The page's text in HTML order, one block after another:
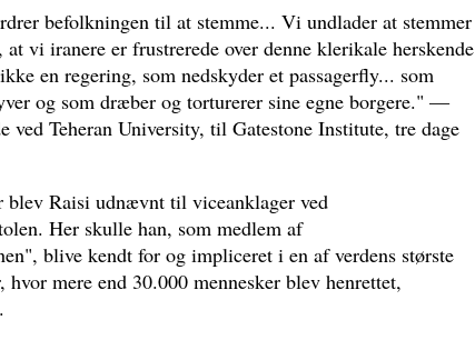
befolkningen til at stemme... Vi undlader at stemmer
at vi iranere er frustrerede over denne klerikale herskende
en regering, som nedskyder et passagerfly... som
og som dræber og torturerer sine egne borgere." —
ved Teheran University, til Gatestone Institute, tre dage
blev Raisi udnævnt til viceanklager ved
Her skulle han, som medlem af
blive kendt for og impliceret i en af verdens største
hvor mere end 30.000 mennesker blev henrettet,